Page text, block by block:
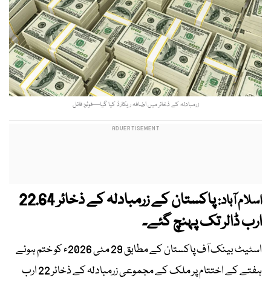
زرمبادلہ کے ذخائر میں اضافہ ریکارڈ کیا گیا—فوٹو: فائل
اسلام آباد:
پاکستان کے زرمبادلہ کے ذخائر 22.64
ارب ڈالر تک پہنچ گئے۔
اسٹیٹ بینک آف پاکستان کے مطابق 29 مئی 2026ء کو ختم ہوئے
ہفتے کے اختتام پر ملک کے مجموعی زرمبادلہ کے ذخائر 22 ارب